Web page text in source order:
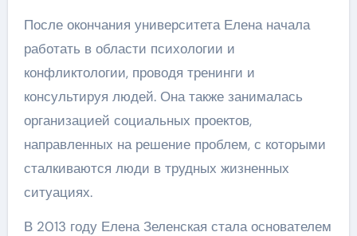
После окончания университета Елена начала
работать в области психологии и
конфликтологии, проводя тренинги и
консультируя людей. Она также занималась
организацией социальных проектов,
направленных на решение проблем, с которыми
сталкиваются люди в трудных жизненных
ситуациях.
В 2013 году Елена Зеленская стала основателем